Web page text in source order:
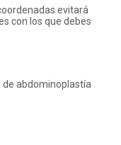
evitará
con los que debes
de abdominoplastía